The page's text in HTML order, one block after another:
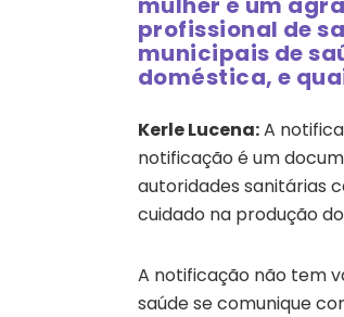
profissional de
municipais de
doméstica, e
Kerle Lucena:A
notificação é um
autoridades sanitárias
cuidado na produção
A notificação não tem
saúde se comunique